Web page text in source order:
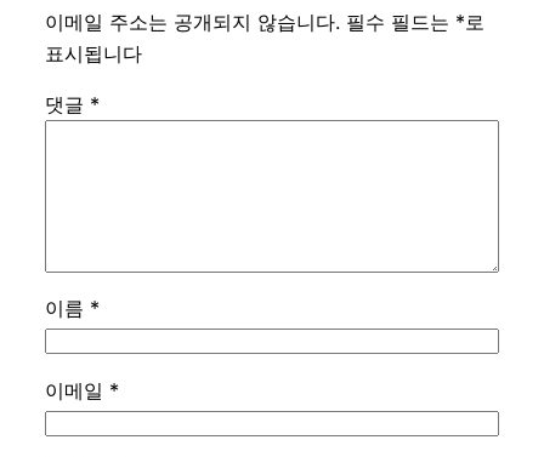
이메일 주소는 공개되지 않습니다. 필수 필드는 *로
표시됩니다
댓글 *
이름 *
이메일 *